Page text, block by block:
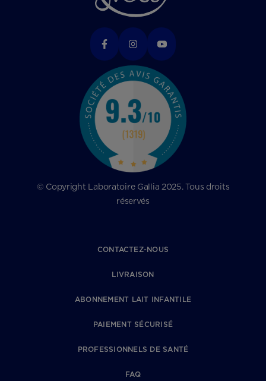
© Copyright Laboratoire Gallia 2025. Tous droits
réservés
CONTACTEZ-NOUS
LIVRAISON
ABONNEMENT LAIT INFANTILE
PAIEMENT SÉCURISÉ
PROFESSIONNELS DE SANTÉ
FAQ